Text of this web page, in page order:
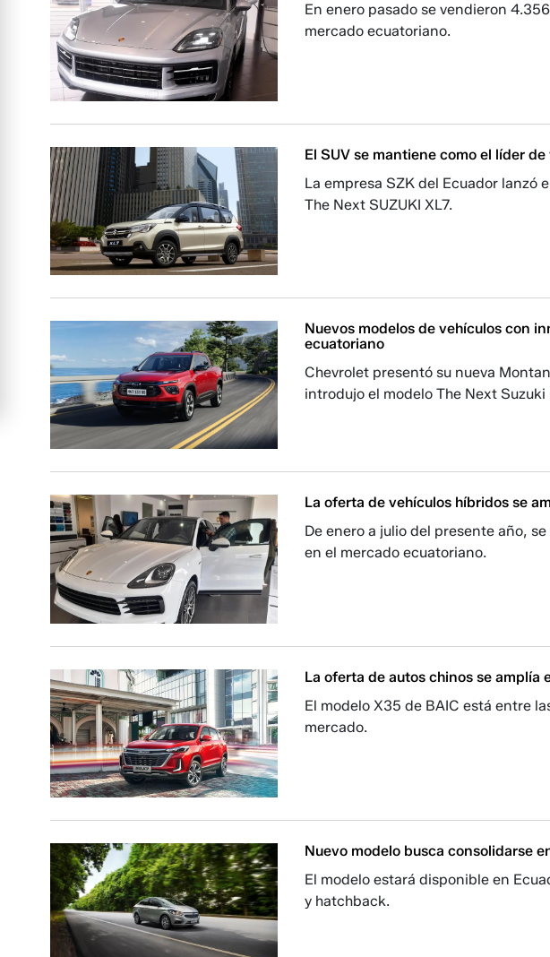
En enero pasado se vendieron
mercado ecuatoriano.
El SUV se mantiene como el líder
La empresa SZK del Ecuador lanzó
The Next SUZUKI XL7.
Nuevos modelos de vehículos con
ecuatoriano
Chevrolet presentó su nueva
introdujo el modelo The Next Suzuki
La oferta de vehículos híbridos se
De enero a julio del presente año,
en el mercado ecuatoriano.
La oferta de autos chinos se amplía
El modelo X35 de BAIC está entre
mercado.
Nuevo modelo busca consolidarse
El modelo estará disponible en
y hatchback.